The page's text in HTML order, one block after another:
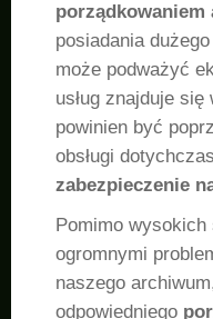
porządkowaniem
posiadania
może podważyć
usług znajduje
powinien być
obsługi
zabezpieczenie
Pomimo
ogromnymi
naszego
odpowiedniego